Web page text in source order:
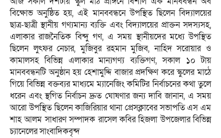
বিক্ষোভ অনুষ্ঠিত হয়, এই মানববন্ধনে উপস্থিত ছিলেন বিদ্যালয়ের
ছাত্র-ছাত্রী স্থানীয় গণ্যমান্য ব্যক্তি এবং বিদ্যালয়ের প্রাক্তন সদস্যসহ,
এলাকার রাজনৈতিক বিন্দু গণ, এ সময় স্থানীয়দের মধ্যে উপস্থিত
ছিলেন লুৎফর নেচার, মুজিবুর রহমান মুজিব, নাহিদ সরোয়ার ও
কামালসহ বিভিন্ন এলাকার মান্যগণ্য ব্যক্তিগণ, সকাল ১০ টায়
মানববন্ধনটি অনুষ্ঠান হয় হেশামুদ্দি বাজার প্রদক্ষিণ করে স্কুলের মাঠে
গিয়ে বিভিন্ন বক্তব্যর মাধ্যমে ম্যানেজিং কমিটির নির্বাচনের কথা তুলে
ধরেন এবং স্থগিত নির্বাচন দ্রুত ঘোষণার জন্য দাবি জানান, এ সময়
আরো উপস্থিত ছিলেন কাজিরিয়ার থানা প্রেসক্লাবের সভাপতি এস এম
শাহ আলম সাধারণ সম্পাদক রাসেল কবির হিজলা উপজেলার বিভিন্ন
চ্যানেলের সাংবাদিকবৃন্দ